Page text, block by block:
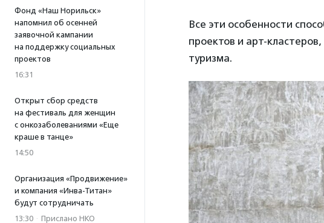
Фонд «Наш Норильск»
напомнил об осенней
заявочной кампании
на поддержку социальных
проектов
16:31
Открыт сбор средств
на фестиваль для женщин
с онкозаболеваниями «Еще
краше в танце»
14:50
Организация «Продвижение»
и компания «Инва-Титан»
будут сотрудничать
13:30 · Прислано НКО
Все эти особенности
проектов и арт-
туризма.